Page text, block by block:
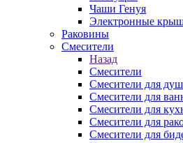
Чаши Генуя
Электронные
Раковины
Смесители
Назад
Смесители
Смесители для
Смесители для
Смесители для
Смесители для
Смесители для